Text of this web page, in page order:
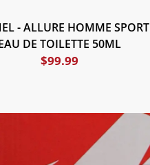
- ALLURE HOMME SPORT
DE TOILETTE 50ML
$99.99